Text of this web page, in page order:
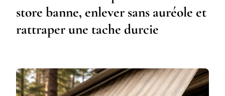
store banne, enlever sans auréole et
rattraper une tache durcie